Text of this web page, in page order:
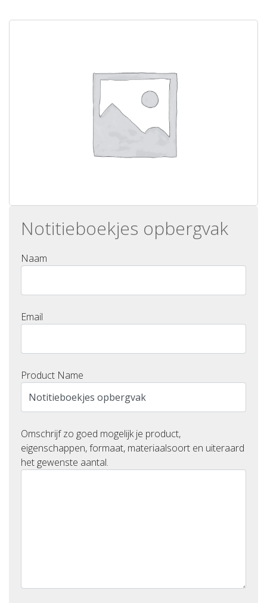
Notitieboekjes opbergvak
Naam
Email
Product Name
Omschrijf zo goed mogelijk je product,
eigenschappen, formaat, materiaalsoort en uiteraard
het gewenste aantal.